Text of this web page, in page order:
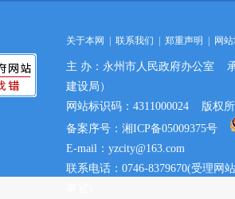
关于本网 联系我们 郑重声明 网
主 办：永州市人民政府办公室
建设局）
网站标识码：4311000024 版权
备案序号：湘ICP备05009375号
E-mail：yzcity@163.com
联系电话：0746-8379670(受理网